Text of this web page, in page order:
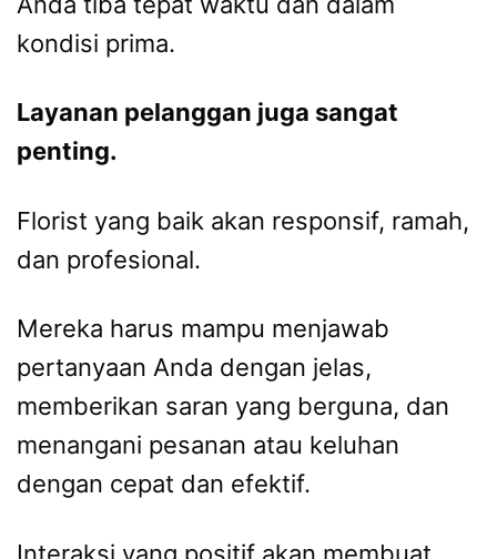
kondisi prima.
Layanan pelanggan juga sangat
penting.
Florist yang baik akan responsif, ramah,
dan profesional.
Mereka harus mampu menjawab
pertanyaan Anda dengan jelas,
memberikan saran yang berguna, dan
menangani pesanan atau keluhan
dengan cepat dan efektif.